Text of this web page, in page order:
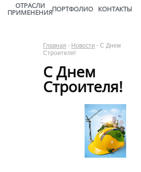
ОТРАСЛИ
ПРИМЕНЕНИЯПОРТФОЛИО КОНТАКТЫ
Главная - Новости - С Днем
Строителя!
С Днем
Строителя!